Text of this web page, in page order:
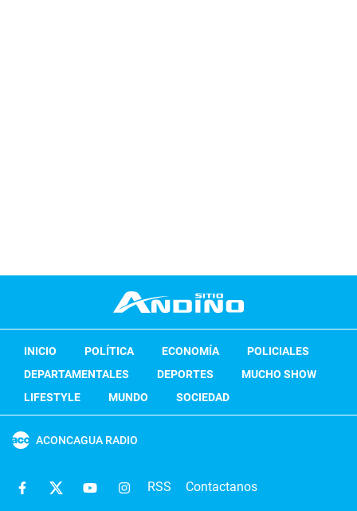
INICIO POLÍTICA ECONOMÍA
POLICIALES
DEPARTAMENTALES
DEPORTES
MUCHO SHOW
LIFESTYLE
MUNDO SOCIEDAD
ACONCAGUA RADIO
RSS Contactanos